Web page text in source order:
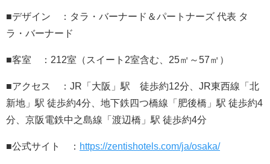
■デザイン ：タラ・バーナード＆パートナーズ 代表 タ
ラ・バーナード
■客室 ：212室（スイート2室含む、25㎡～57㎡）
■アクセス ：JR「大阪」駅 徒歩約12分、JR東西線「北
新地」駅 徒歩約4分、地下鉄四つ橋線「肥後橋」駅 徒歩約4
分、京阪電鉄中之島線「渡辺橋」駅 徒歩約4分
■公式サイト ： https://zentishotels.com/ja/osaka/